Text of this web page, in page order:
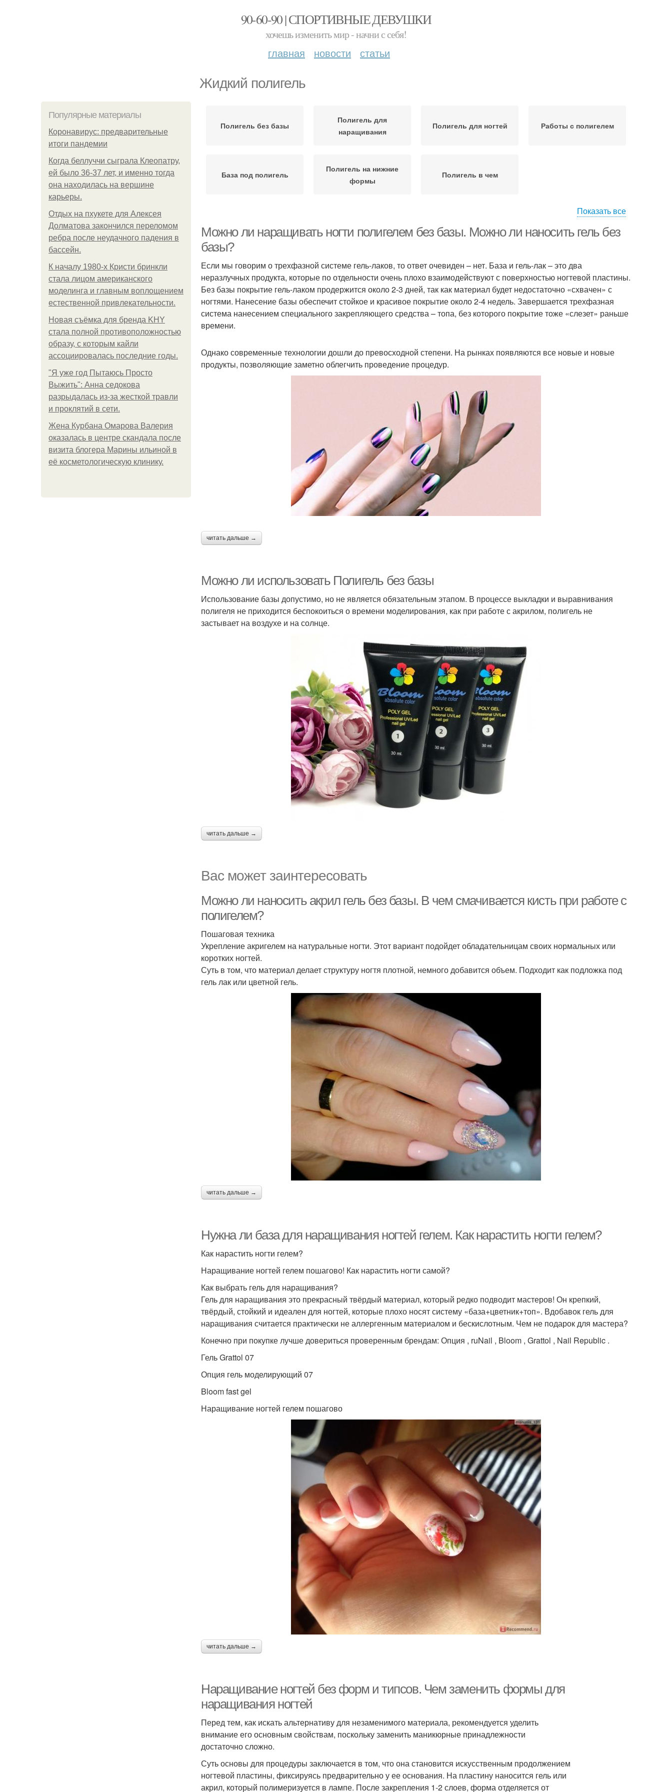
90-60-90 | СПОРТИВНЫЕ ДЕВУШКИ
хочешь изменить мир - начни с себя!
главная новости статьи
Жидкий полигель
Популярные материалы
Коронавирус: предварительные
итоги пандемии
Когда беллуччи сыграла Клеопатру,
ей было 36-37 лет, и именно тогда
она находилась на вершине
карьеры.
Отдых на пхукете для Алексея
Долматова закончился переломом
ребра после неудачного падения в
бассейн.
К началу 1980-х Кристи бринкли
стала лицом американского
моделинга и главным воплощением
естественной привлекательности.
Новая съёмка для бренда KHY
стала полной противоположностью
образу, с которым кайли
ассоциировалась последние годы.
"Я уже год Пытаюсь Просто
Выжить": Анна седокова
разрыдалась из-за жесткой травли
и проклятий в сети.
Жена Курбана Омарова Валерия
оказалась в центре скандала после
визита блогера Марины ильиной в
её косметологическую клинику.
Полигель без базы
Полигель для
наращивания
Полигель для ногтей Работы с полигелем
База под полигель
Полигель на нижние
формы
Полигель в чем
Показать все
Можно ли наращивать ногти полигелем без базы. Можно ли наносить гель без
базы?
Если мы говорим о трехфазной системе гель-лаков, то ответ очевиден – нет. База и гель-лак – это два
неразлучных продукта, которые по отдельности очень плохо взаимодействуют с поверхностью ногтевой пластины.
Без базы покрытие гель-лаком продержится около 2-3 дней, так как материал будет недостаточно «схвачен» с
ногтями. Нанесение базы обеспечит стойкое и красивое покрытие около 2-4 недель. Завершается трехфазная
система нанесением специального закрепляющего средства – топа, без которого покрытие тоже «слезет» раньше
времени.
Однако современные технологии дошли до превосходной степени. На рынках появляются все новые и новые
продукты, позволяющие заметно облегчить проведение процедур.
читать дальше →
Можно ли использовать Полигель без базы
Использование базы допустимо, но не является обязательным этапом. В процессе выкладки и выравнивания
полигеля не приходится беспокоиться о времени моделирования, как при работе с акрилом, полигель не
застывает на воздухе и на солнце.
читать дальше →
Вас может заинтересовать
Можно ли наносить акрил гель без базы. В чем смачивается кисть при работе с
полигелем?
Пошаговая техника
Укрепление акригелем на натуральные ногти. Этот вариант подойдет обладательницам своих нормальных или
коротких ногтей.
Суть в том, что материал делает структуру ногтя плотной, немного добавится объем. Подходит как подложка под
гель лак или цветной гель.
читать дальше →
Нужна ли база для наращивания ногтей гелем. Как нарастить ногти гелем?
Как нарастить ногти гелем?
Наращивание ногтей гелем пошагово! Как нарастить ногти самой?
Как выбрать гель для наращивания?
Гель для наращивания это прекрасный твёрдый материал, который редко подводит мастеров! Он крепкий,
твёрдый, стойкий и идеален для ногтей, которые плохо носят систему «база+цветник+топ». Вдобавок гель для
наращивания считается практически не аллергенным материалом и бескислотным. Чем не подарок для мастера?
Конечно при покупке лучше довериться проверенным брендам: Опция , ruNail , Bloom , Grattol , Nail Republic .
Гель Grattol 07
Опция гель моделирующий 07
Bloom fast gel
Наращивание ногтей гелем пошагово
читать дальше →
Наращивание ногтей без форм и типсов. Чем заменить формы для
наращивания ногтей
Перед тем, как искать альтернативу для незаменимого материала, рекомендуется уделить
внимание его основным свойствам, поскольку заменить маникюрные принадлежности
достаточно сложно.
Суть основы для процедуры заключается в том, что она становится искусственным продолжением
ногтевой пластины, фиксируясь предварительно у ее основания. На пластину наносится гель или
акрил, который полимеризуется в лампе. После закрепления 1-2 слоев, форма отделяется от